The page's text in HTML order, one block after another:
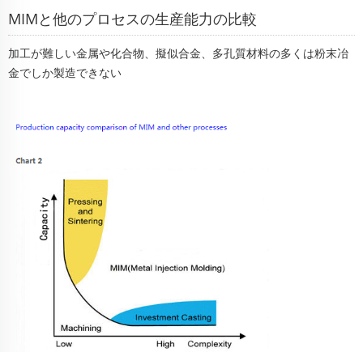
MIMと他のプロセスの生産能力の比較
加工が難しい金属や化合物、擬似合金、多孔質材料の多くは粉末冶
金でしか製造できない